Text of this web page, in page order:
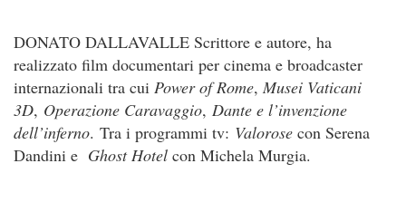
DONATO DALLAVALLE Scrittore e autore, ha
realizzato film documentari per cinema e broadcaster
internazionali tra cui Power of Rome, Musei Vaticani
3D, Operazione Caravaggio, Dante e l’invenzione
dell’inferno. Tra i programmi tv: Valorose con Serena
Dandini e Ghost Hotel con Michela Murgia.